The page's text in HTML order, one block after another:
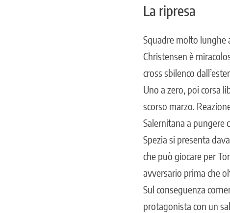
La ripresa
Squadre molto lunghe
Christensen è
cross sbilenco
Uno a zero, poi corsa
scorso marzo.
Salernitana a pungere
Spezia si presenta
che può giocare per
avversario prima che
Sul conseguenza
protagonista con un